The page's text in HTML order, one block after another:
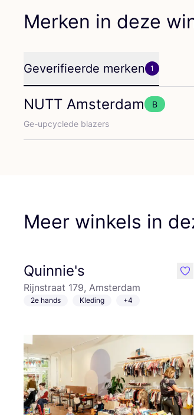
Merken in deze
Geverifieerde merken 1
NUTT Amsterdam
B
Ge-upcy­cle­de blazers
Meer winkels in
Quinnie's
Rijnstraat 179, Amsterdam
2e hands Kleding +4
like